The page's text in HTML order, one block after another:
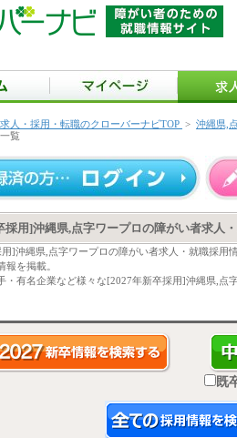
人・採用・転職のクローバーナビTOP > 沖縄県,
覧
採用]沖縄県,点字ワープロの障がい者求人
]沖縄県,点字ワープロの障がい者求人・就職採用
報を掲載。
・有名企業など様々な[2027年新卒採用]沖縄県,
既